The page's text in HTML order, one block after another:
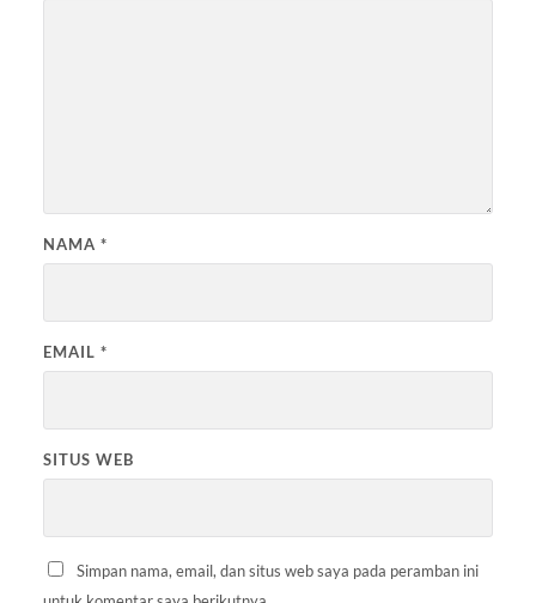
NAMA *
EMAIL *
SITUS WEB
Simpan nama, email, dan situs web saya pada peramban ini